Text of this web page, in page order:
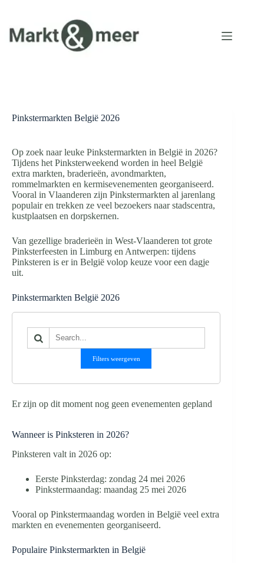
de
inhoud
Pinkstermarkten België 2026
Op zoek naar leuke Pinkstermarkten in België in 2026?
Tijdens het Pinksterweekend worden in heel België
extra markten, braderieën, avondmarkten,
rommelmarkten en kermisevenementen georganiseerd.
Vooral in Vlaanderen zijn Pinkstermarkten al jarenlang
populair en trekken ze veel bezoekers naar stadscentra,
kustplaatsen en dorpskernen.
Van gezellige braderieën in West-Vlaanderen tot grote
Pinksterfeesten in Limburg en Antwerpen: tijdens
Pinksteren is er in België volop keuze voor een dagje
uit.
Pinkstermarkten België 2026
Filters weergeven
Er zijn op dit moment nog geen evenementen gepland
Wanneer is Pinksteren in 2026?
Pinksteren valt in 2026 op:
Eerste Pinksterdag: zondag 24 mei 2026
Pinkstermaandag: maandag 25 mei 2026
Vooral op Pinkstermaandag worden in België veel extra
markten en evenementen georganiseerd.
Populaire Pinkstermarkten in België